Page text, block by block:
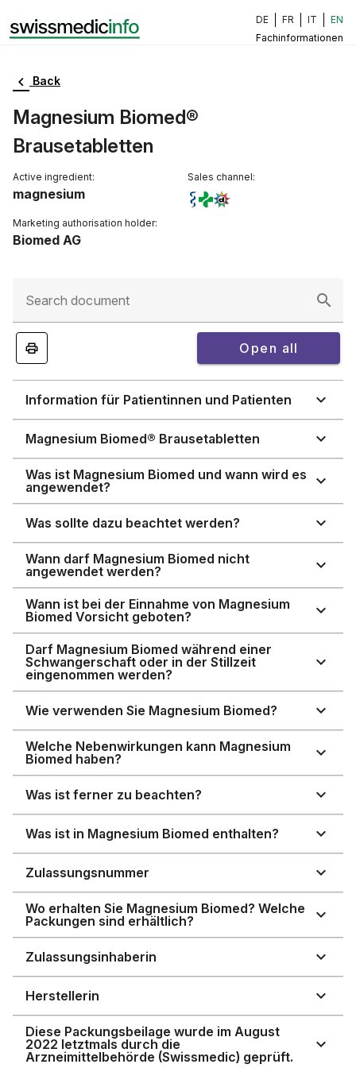
Fachinformationen
DE FR IT EN
Back
Magnesium Biomed®
Brausetabletten
Active ingredient:
magnesium
Marketing authorisation holder:
Biomed AG
Sales channel:
Search document
Open all
Information für Patientinnen und Patienten
Magnesium Biomed® Brausetabletten
Was ist Magnesium Biomed und wann wird es
angewendet?
Was sollte dazu beachtet werden?
Wann darf Magnesium Biomed nicht
angewendet werden?
Wann ist bei der Einnahme von Magnesium
Biomed Vorsicht geboten?
Darf Magnesium Biomed während einer
Schwangerschaft oder in der Stillzeit
eingenommen werden?
Wie verwenden Sie Magnesium Biomed?
Welche Nebenwirkungen kann Magnesium
Biomed haben?
Was ist ferner zu beachten?
Was ist in Magnesium Biomed enthalten?
Zulassungsnummer
Wo erhalten Sie Magnesium Biomed? Welche
Packungen sind erhältlich?
Zulassungsinhaberin
Herstellerin
Diese Packungsbeilage wurde im August
2022 letztmals durch die
Arzneimittelbehörde (Swissmedic) geprüft.